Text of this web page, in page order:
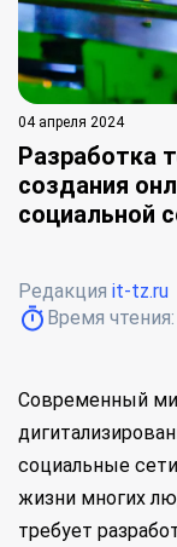
04 апреля 2024
Разработка
создания
социальной
Редакция it-tz.ru
Время чтения:
Современный
социальные
жизни многих
требует